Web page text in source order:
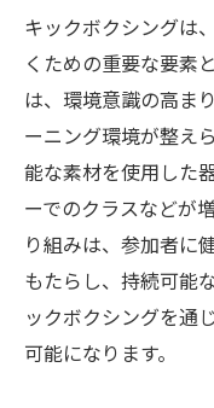
キックボクシングは
くための重要な要素
は、環境意識の高ま
ーニング環境が整え
能な素材を使用した
ーでのクラスなどが
り組みは、参加者に
もたらし、持続可能
ックボクシングを通
可能になります。